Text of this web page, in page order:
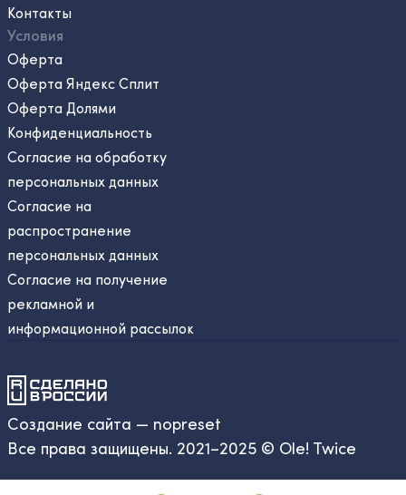
Контакты
Условия
Оферта
Оферта Яндекс Сплит
Оферта Долями
Конфиденциальность
Согласие на обработку
персональных данных
Согласие на
распространение
персональных данных
Согласие на получение
рекламной и
информационной рассылок
Создание сайта — nopreset
Все права защищены. 2021–2025 © Ole! Twice